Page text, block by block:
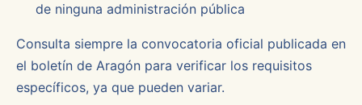
de ninguna administración pública
Consulta siempre la convocatoria oficial publicada en
el boletín de Aragón para verificar los requisitos
específicos, ya que pueden variar.